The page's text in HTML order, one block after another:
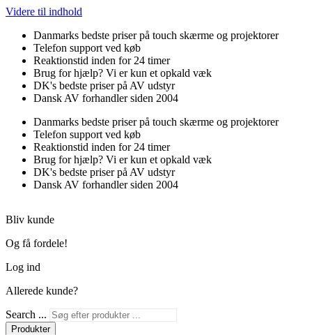
Videre til indhold
Danmarks bedste priser på touch skærme og projektorer
Telefon support ved køb
Reaktionstid inden for 24 timer
Brug for hjælp? Vi er kun et opkald væk
DK's bedste priser på AV udstyr
Dansk AV forhandler siden 2004
Danmarks bedste priser på touch skærme og projektorer
Telefon support ved køb
Reaktionstid inden for 24 timer
Brug for hjælp? Vi er kun et opkald væk
DK's bedste priser på AV udstyr
Dansk AV forhandler siden 2004
Bliv kunde
Og få fordele!
Log ind
Allerede kunde?
Search ...
Produkter